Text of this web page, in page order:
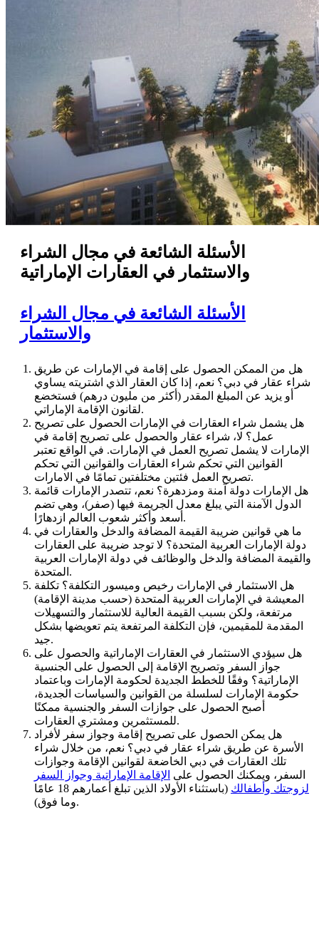
الأسئلة الشائعة في مجال الشراء
والاستثمار في العقارات الإماراتية
الأسئلة الشائعة في مجال الشراء
والاستثمار
هل من الممكن الحصول على إقامة في الإمارات عن طريق
شراء عقار في دبي؟ نعم، إذا كان العقار الذي اشتريته يساوي
أو يزيد عن المبلغ المقدر (أكثر من مليون درهم) فستخضع
لقانون الإقامة الإماراتي.
هل يشمل شراء العقارات في الإمارات الحصول على تصريح
عمل؟ لا، شراء عقار والحصول على تصريح إقامة في
الإمارات لا يشمل تصريح العمل في الإمارات. في الواقع تعتبر
القوانين التي تحكم شراء العقارات والقوانين التي تحكم
تصريح العمل فئتين مختلفتين تمامًا في الامارات.
هل الإمارات دولة آمنة ومزدهرة؟ نعم، تتصدر الإمارات قائمة
الدول الآمنة التي يبلغ معدل الجريمة فيها (صفر)، وهي تضم
أسعد وأكثر شعوب العالم ازدهارًا.
ما هي قوانين ضريبة القيمة المضافة والدخل والعقارات في
دولة الإمارات العربية المتحدة؟ لا توجد ضريبة على العقارات
والقيمة المضافة والدخل والوظائف في دولة الإمارات العربية
المتحدة.
هل الاستثمار في الإمارات رخيص وميسور التكلفة؟ تكلفة
المعيشة في الإمارات العربية المتحدة (حسب مدينة الإقامة)
مرتفعة، ولكن بسبب القيمة العالية للاستثمار والتسهيلات
المقدمة للمقيمين، فإن التكلفة المرتفعة يتم تعويضها بشكل
جيد.
هل سيؤدي الاستثمار في العقارات الإماراتية والحصول على
جواز السفر وتصريح الإقامة إلى الحصول على الجنسية
الإماراتية؟ وفقًا للخطط الجديدة لحكومة الإمارات وباعتماد
حكومة الإمارات لسلسلة من القوانين والسياسات الجديدة،
أصبح الحصول على جوازات السفر والجنسية ممكنًا
للمستثمرين ومشتري العقارات.
هل يمكن الحصول على تصريح إقامة وجواز سفر لأفراد
الأسرة عن طريق شراء عقار في دبي؟ نعم، من خلال شراء
تلك العقارات في دبي الخاضعة لقوانين الإقامة وجوازات
السفر، ويمكنك الحصول على الإقامة الإماراتية وجواز السفر
لزوجتك وأطفالك
(باستثناء الأولاد الذين تبلغ أعمارهم 18 عامًا
وما فوق).